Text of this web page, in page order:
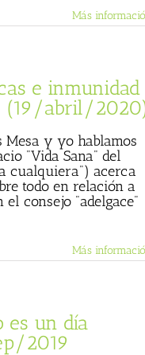
Más
e inmunidad
(19/abril/
Mesa y yo hablamos
"Vida Sana" del
cualquiera") acerca
todo en relación a
consejo "adelgace"
Más
es un día
2019